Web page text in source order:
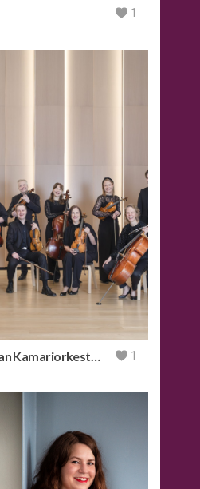
1
Keski-Pohjanmaan Kamariorkesteri 1